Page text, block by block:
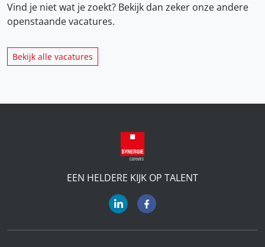
Vind je niet wat je zoekt? Bekijk dan zeker onzeandere
openstaande vacatures.
Bekijk alle vacatures
EEN HELDERE KIJK OP TALENT